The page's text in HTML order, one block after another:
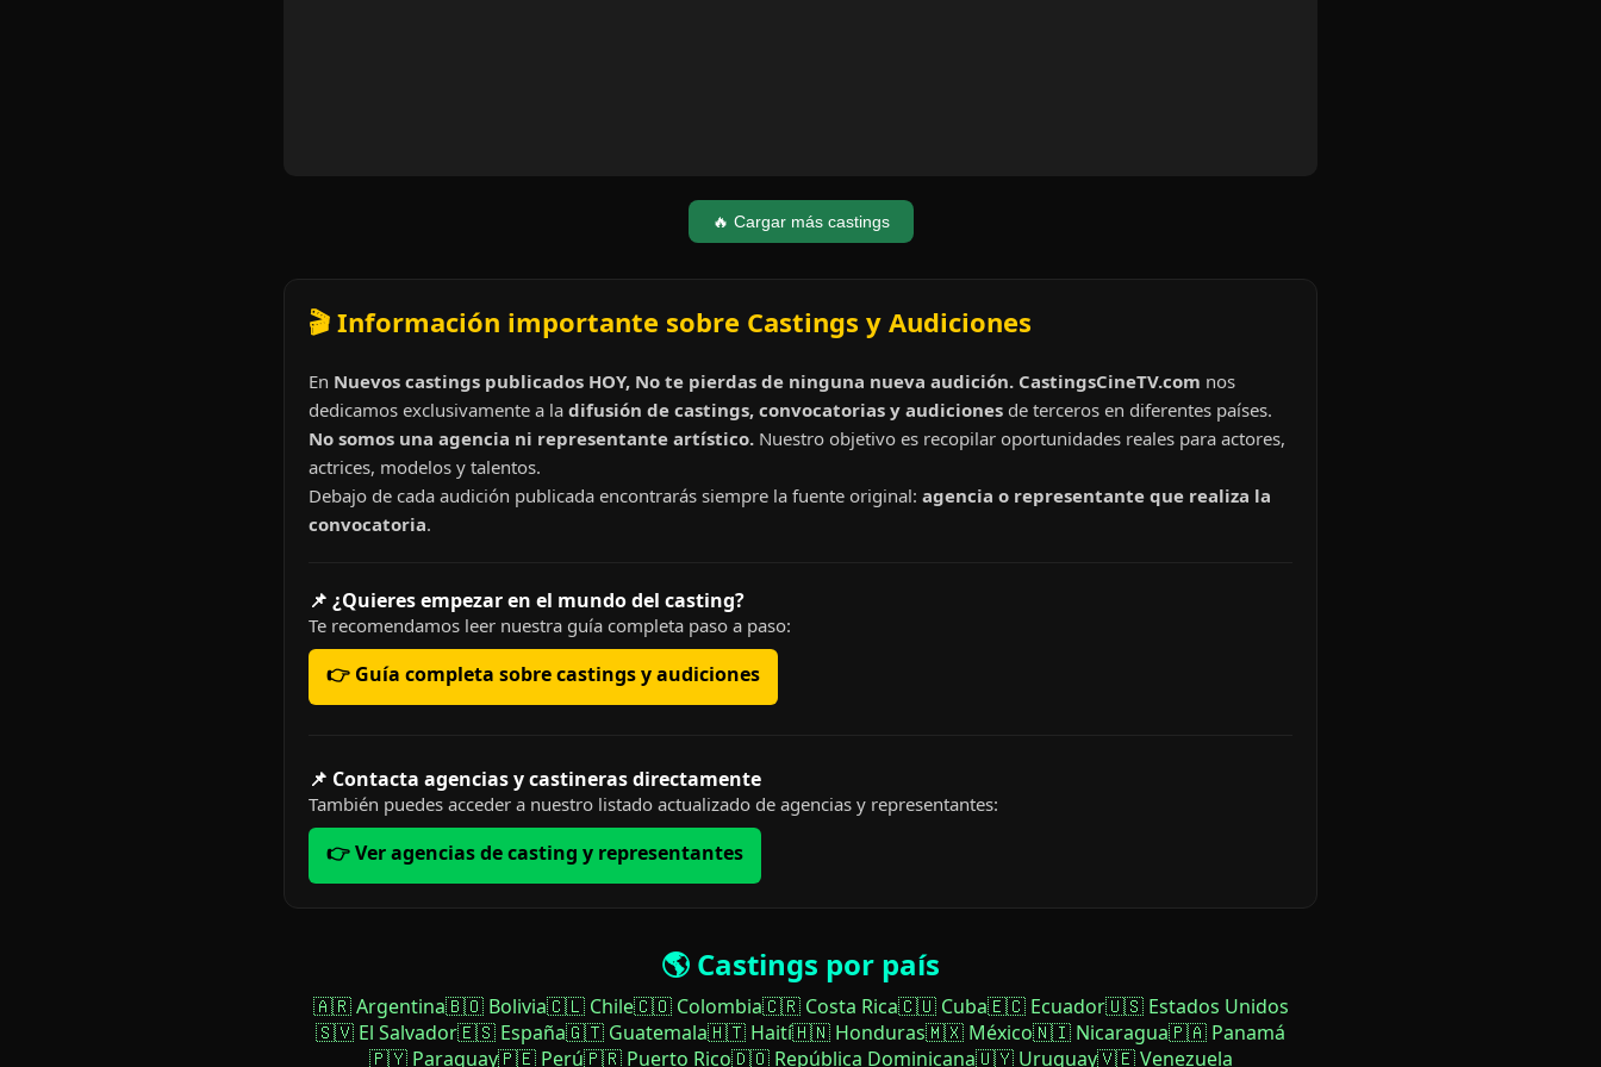
🔥 Cargar más castings
🎬 Información importante sobre Castings y Audiciones
En Nuevos castings publicados HOY, No te pierdas de ninguna nueva audición. CastingsCineTV.com nos
dedicamos exclusivamente a la difusión de castings, convocatorias y audiciones de terceros en diferentes países.
No somos una agencia ni representante artístico. Nuestro objetivo es recopilar oportunidades reales para actores,
actrices, modelos y talentos.
Debajo de cada audición publicada encontrarás siempre la fuente original: agencia o representante que realiza la
convocatoria.
📌 ¿Quieres empezar en el mundo del casting?
Te recomendamos leer nuestra guía completa paso a paso:
👉 Guía completa sobre castings y audiciones
📌 Contacta agencias y castineras directamente
También puedes acceder a nuestro listado actualizado de agencias y representantes:
👉 Ver agencias de casting y representantes
🌎 Castings por país
🇦🇷 Argentina🇧🇴 Bolivia🇨🇱 Chile🇨🇴 Colombia🇨🇷 Costa Rica🇨🇺 Cuba🇪🇨 Ecuador🇺🇸 Estados Unidos
🇸🇻 El Salvador🇪🇸 España🇬🇹 Guatemala🇭🇹 Haití🇭🇳 Honduras🇲🇽 México🇳🇮 Nicaragua🇵🇦 Panamá
🇵🇾 Paraguay🇵🇪 Perú🇵🇷 Puerto Rico🇩🇴 República Dominicana🇺🇾 Uruguay🇻🇪 Venezuela